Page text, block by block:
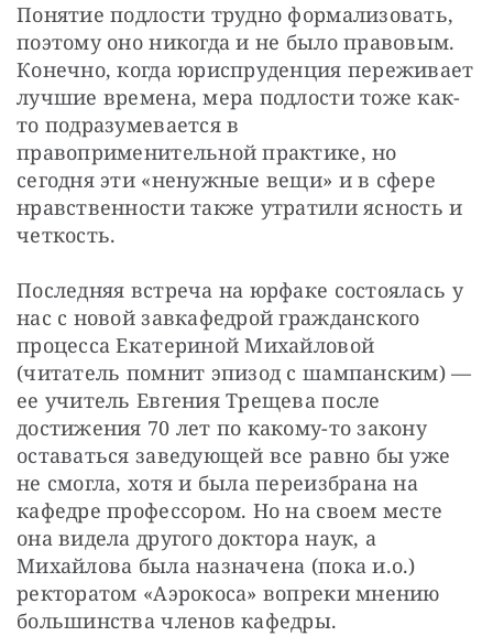
Понятие подлости трудно формализовать,
поэтому оно никогда и не было правовым.
Конечно, когда юриспруденция переживает
лучшие времена, мера подлости тоже как-
то подразумевается в
правоприменительной практике, но
сегодня эти «ненужные вещи» и в сфере
нравственности также утратили ясность и
четкость.
Последняя встреча на юрфаке состоялась у
нас с новой завкафедрой гражданского
процесса Екатериной Михайловой
(читатель помнит эпизод с шампанским) —
ее учитель Евгения Трещева после
достижения 70 лет по какому-то закону
оставаться заведующей все равно бы уже
не смогла, хотя и была переизбрана на
кафедре профессором. Но на своем месте
она видела другого доктора наук, а
Михайлова была назначена (пока и.о.)
ректоратом «Аэрокоса» вопреки мнению
большинства членов кафедры.